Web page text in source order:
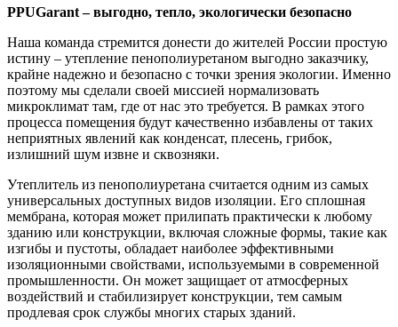
PPUGarant – выгодно, тепло, экологически безопасно
Наша команда стремится донести до жителей России простую
истину – утепление пенополиуретаном выгодно заказчику,
крайне надежно и безопасно с точки зрения экологии. Именно
поэтому мы сделали своей миссией нормализовать
микроклимат там, где от нас это требуется. В рамках этого
процесса помещения будут качественно избавлены от таких
неприятных явлений как конденсат, плесень, грибок,
излишний шум извне и сквозняки.
Утеплитель из пенополиуретана считается одним из самых
универсальных доступных видов изоляции. Его сплошная
мембрана, которая может прилипать практически к любому
зданию или конструкции, включая сложные формы, такие как
изгибы и пустоты, обладает наиболее эффективными
изоляционными свойствами, используемыми в современной
промышленности. Он может защищает от атмосферных
воздействий и стабилизирует конструкции, тем самым
продлевая срок службы многих старых зданий.